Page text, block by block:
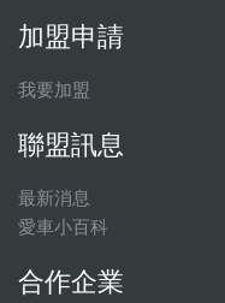
加盟申請
我要加盟
聯盟訊息
最新消息
愛車小百科
合作企業